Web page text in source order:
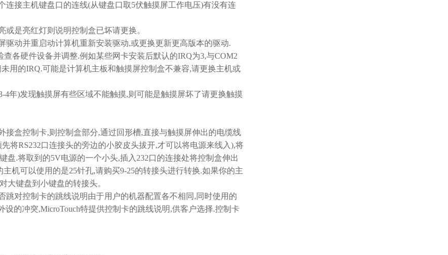
接主机键盘口的连线(从键盘口取5伏触摸屏工作电压)有没有连
是亮红灯则说明控制盒已坏请更换。
动并重启动计算机重新安装驱动,或更换更新更高版本的驱动.
硬件设备并调整.例如某些网卡安装后默认的IRQ为3,与COM2
用的IRQ.可能是计算机主板和触摸屏控制盒不兼容,请更换主机或
)发现触摸屏有些区域不能触摸,则可能是触摸屏坏了请更换触摸
盒控制卡,则控制盒部分,通过回形槽,直接与触摸屏伸出的电缆线
将RS232口连接头的旁边的小胶皮头拔开,才可以将电源来线入),将
盘.将取到的5V电源的一个小头,插入232口的连接处将控制盒伸出
机可以使用的是25针孔,请购买9-25的转接头进行转换.如果你的主
大键盘到小键盘的转接头。
对控制卡的跳线说明由于用户的机器配置各不相同,同时使用的
的冲突,MicroTouch特提供控制卡的跳线说明,供客户选择.控制卡